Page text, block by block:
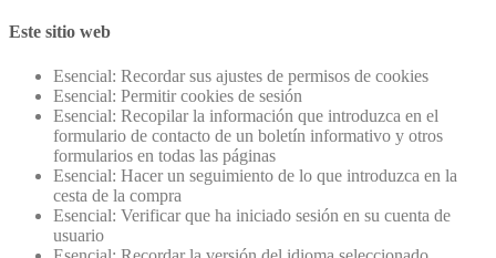
Este sitio web
Esencial: Recordar sus ajustes de permisos de cookies
Esencial: Permitir cookies de sesión
Esencial: Recopilar la información que introduzca en el
formulario de contacto de un boletín informativo y otros
formularios en todas las páginas
Esencial: Hacer un seguimiento de lo que introduzca en la
cesta de la compra
Esencial: Verificar que ha iniciado sesión en su cuenta de
usuario